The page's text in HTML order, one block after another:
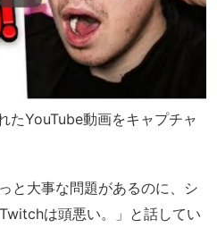
たYouTube動画をキャプチャ
と大事な問題があるのに、シ
は頭悪い。」と話してい